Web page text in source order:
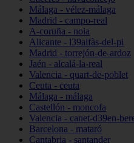
Málaga - vélez-málaga
Madrid - campo-real
A-coruña - noia
Alicante - l39alfàs-del-pi
Madrid - torrejón-de-ardoz
Jaén - alcalá-la-real
Valencia - quart-de-poblet
Ceuta - ceuta
Málaga - málaga
Castellón - moncofa
Valencia - canet-d39en-
Barcelona - mataró
Cantabria - santander